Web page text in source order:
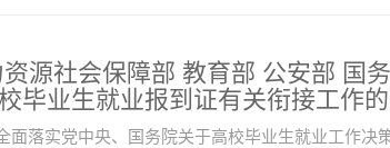
源社会保障部 教育部 公安部 国
毕业生就业报到证有关衔接工作
面落实党中央、国务院关于高校毕业生就业工作决